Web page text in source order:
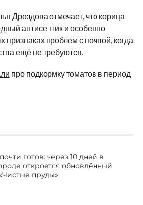
Дроздова отмечает, что корица
антисептик и особенно
признаках проблем с почвой, когда
ещё не требуются.
про подкормку томатов в период
готов: через 10 дней в
откроется обновлённый
пруды»